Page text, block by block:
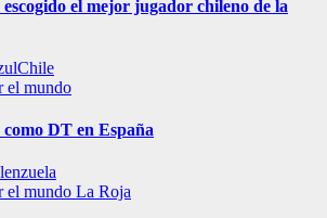
el mejor jugador chileno de la
el mundo
DT en España
el mundo La Roja